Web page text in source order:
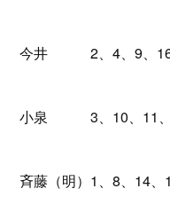
今井 2、4、9、16
小泉 3、10、11、
斉藤（明）1、8、14